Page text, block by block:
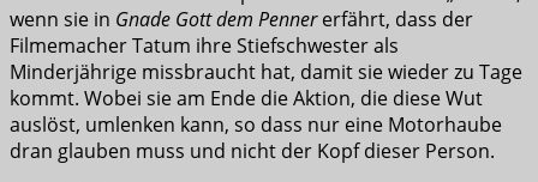
wenn sie in Gnade Gott dem Pennererfährt, dass der
Filmemacher Tatum ihre Stiefschwester als
Minderjährige missbraucht hat, damit sie wieder zu Tage
kommt. Wobei sie am Ende die Aktion, die diese Wut
auslöst, umlenken kann, so dass nur eine Motorhaube
dran glauben muss und nicht der Kopf dieser Person.